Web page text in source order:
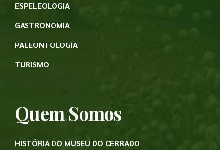
ESPELEOLOGIA
GASTRONOMIA
PALEONTOLOGIA
TURISMO
Quem Somos
HISTÓRIA DO MUSEU DO CERRADO